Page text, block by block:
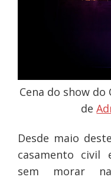
Cena do show
de
Desde maio
casamento civil
sem morar